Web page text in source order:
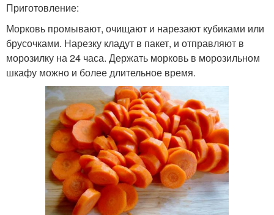
Приготовление:
Морковь промывают, очищают и нарезают кубиками или
брусочками. Нарезку кладут в пакет, и отправляют в
морозилку на 24 часа. Держать морковь в морозильном
шкафу можно и более длительное время.